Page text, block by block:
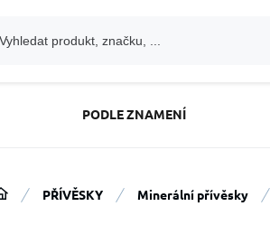
PODLE ZNAMENÍ
PŘÍVĚSKY Minerální přívěsky